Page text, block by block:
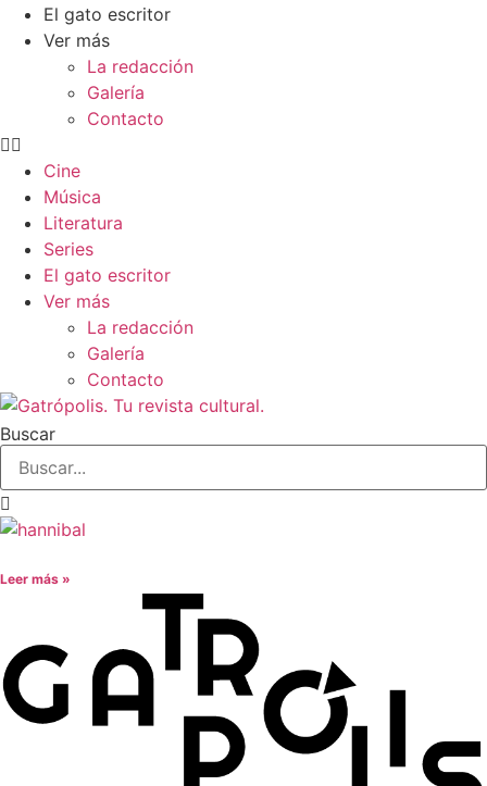
El gato escritor
Ver más
La redacción
Galería
Contacto
Cine
Música
Literatura
Series
El gato escritor
Ver más
La redacción
Galería
Contacto
Buscar
Leer más »